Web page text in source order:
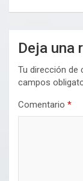
Deja una
Tu dirección de
campos
Comentario *